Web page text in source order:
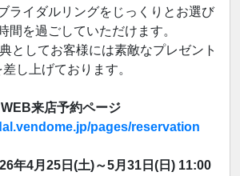
ライダルリングをじっくりとお選び
間を過ごしていただけます。
としてお客様には素敵なプレゼント
差し上げております。
WEB来店予約ページ
pages/reservation
年4月25日(土)～5月31日(日) 11:00